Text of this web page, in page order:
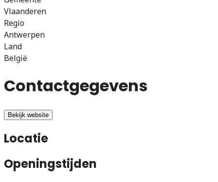
Vlaanderen
Regio
Antwerpen
Land
België
Contactgegevens
Bekijk website
Locatie
Openingstijden